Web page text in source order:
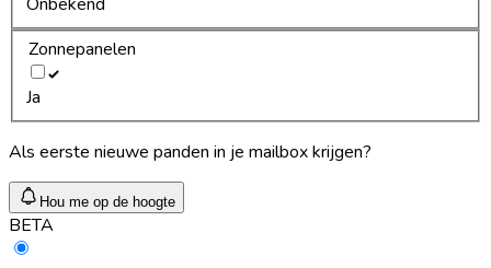
Zonnepanelen
Ja
Als eerste nieuwe panden in je mailbox krijgen?
Hou me op de hoogte
BETA